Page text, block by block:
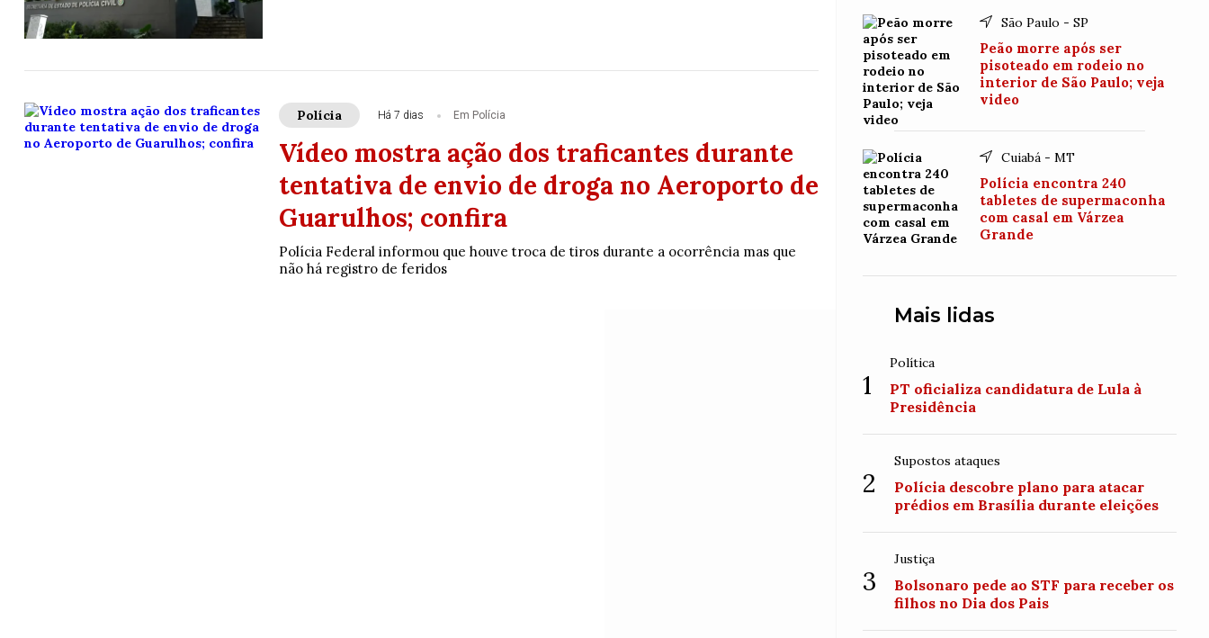
Polícia Há 7 dias Em Polícia
Vídeo mostra ação dos traficantes durante
tentativa de envio de droga no Aeroporto de
Guarulhos; confira
Polícia Federal informou que houve troca de tiros durante a ocorrência mas que
não há registro de feridos
São Paulo - SP
Peão morre após ser
pisoteado em rodeio no
interior de São Paulo; veja
video
Cuiabá - MT
Polícia encontra 240
tabletes de supermaconha
com casal em Várzea
Grande
Mais lidas
1
Política
PT oficializa candidatura de Lula à
Presidência
2
Supostos ataques
Polícia descobre plano para atacar
prédios em Brasília durante eleições
3
Justiça
Bolsonaro pede ao STF para receber os
filhos no Dia dos Pais